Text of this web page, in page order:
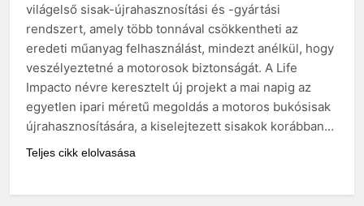
világelső sisak-újrahasznosítási és -gyártási
rendszert, amely több tonnával csökkentheti az
eredeti műanyag felhasználást, mindezt anélkül, hogy
veszélyeztetné a motorosok biztonságát. A Life
Impacto névre keresztelt új projekt a mai napig az
egyetlen ipari méretű megoldás a motoros bukósisak
újrahasznosítására, a kiselejtezett sisakok korábban…
Teljes cikk elolvasása